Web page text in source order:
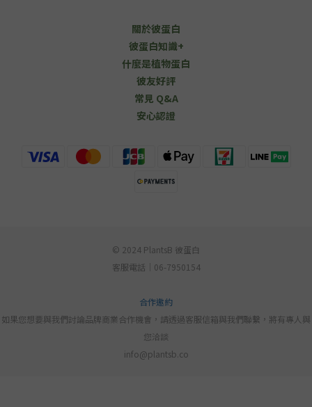
關於彼蛋白
彼蛋白知識+
什麼是植物蛋白
彼友好評
常見 Q&A
安心認證
© 2024 PlantsB 彼蛋白
客服電話｜06-7950154
合作邀約
如果您想要與我們討論品牌商業合作機會，請透過客服信箱與我們聯繫，將有專人與
您洽談
info@plantsb.co